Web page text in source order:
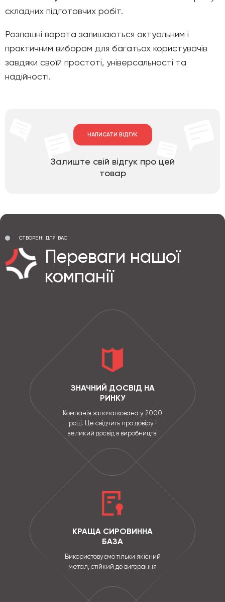
складних підготовчих робіт.
Розпашні ворота залишаються актуальним і
практичним вибором для багатьох користувачів
завдяки своїй простоті, універсальності та
надійності.
НАПИСАТИ ВІДГУК
Залиште свій відгук про цей
товар
СТВОРЕНІ ДЛЯ ВАС
Переваги нашої
компанії
ЗНАЧНИЙ ДОСВІД НА
РИНКУ
Компанія започаткована у 2000
році. Це свідчить про довіру і
великий досвід в виробництві
КРАЩА СИРОВИННА
БАЗА
Використовуємо тільки якісний
метал, стійкий до вигорання